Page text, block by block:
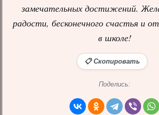
замечательных достижений.
радости, бесконечного счастья и
в школе!
📋 Скопировать
Поделись: